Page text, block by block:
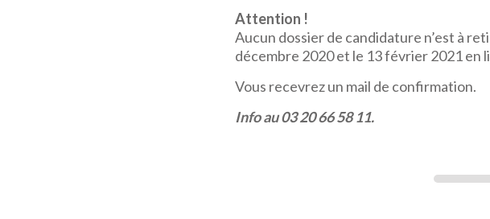
Attention !
Aucun dossier de candidature n’est à
décembre 2020 et le 13 février 2021 en
Vous recevrez un mail de confirmation.
Info au 03 20 66 58 11.